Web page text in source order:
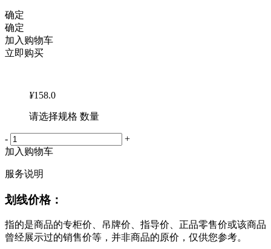
确定
确定
加入购物车
立即购买
¥158.0
请选择规格 数量
-
+
加入购物车
服务说明
划线价格：
指的是商品的专柜价、吊牌价、指导价、正品零售价或该商品
曾经展示过的销售价等，并非商品的原价，仅供您参考。